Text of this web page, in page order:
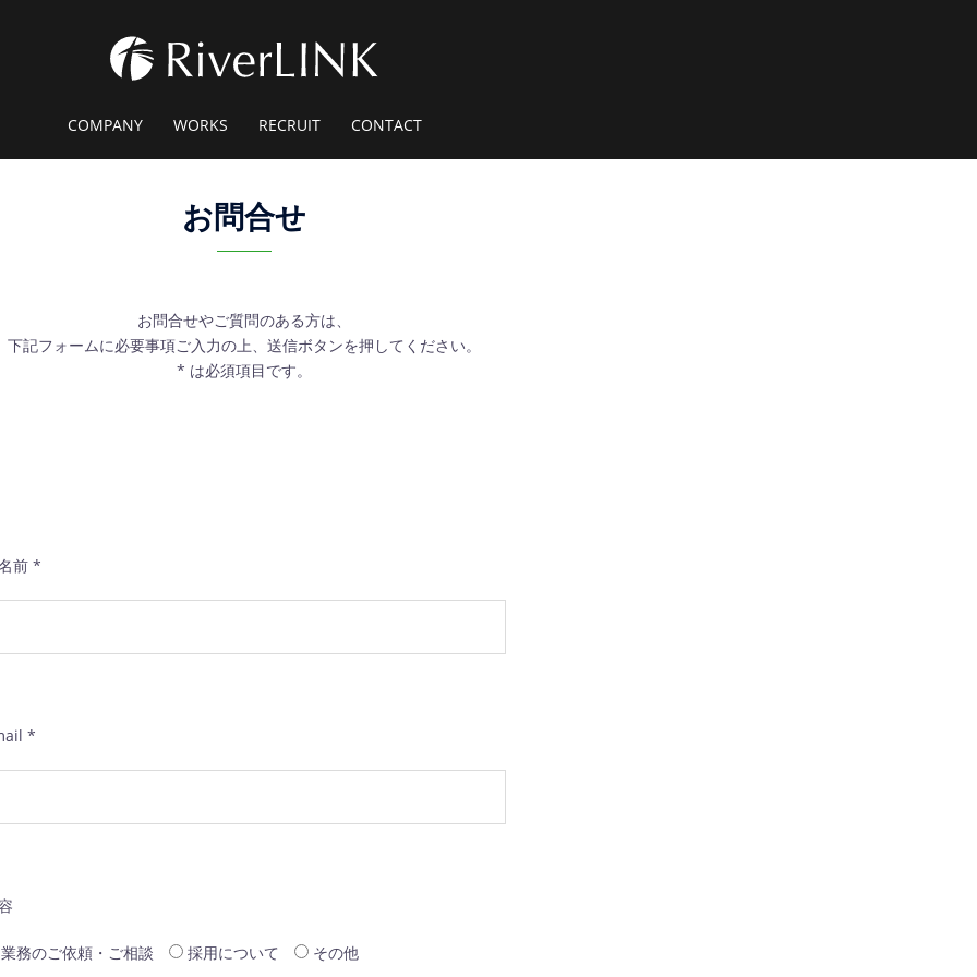
COMPANY WORKS RECRUIT CONTACT
お問合せ
お問合せやご質問のある方は、
下記フォームに必要事項ご入力の上、送信ボタンを押してください。
* は必須項目です。
前 *
*
業務のご依頼・ご相談 採用について その他